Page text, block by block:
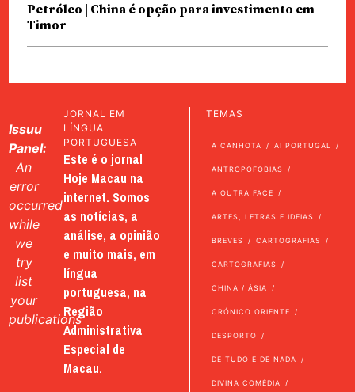
Petróleo | China é opção para investimento em
Timor
Issuu
Panel:
An
error
occurred
while
we
try
list
your
publications
JORNAL EM
LÍNGUA
PORTUGUESA
Este é o jornal
Hoje Macau na
internet. Somos
as notícias, a
análise, a opinião
e muito mais, em
língua
portuguesa, na
Região
Administrativa
Especial de
Macau.
TEMAS
A CANHOTA AI PORTUGAL
ANTROPOFOBIAS
A OUTRA FACE
ARTES, LETRAS E IDEIAS
BREVES CARTOGRAFIAS
CARTOGRAFIAS
CHINA / ÁSIA
CRÓNICO ORIENTE
DESPORTO
DE TUDO E DE NADA
DIVINA COMÉDIA